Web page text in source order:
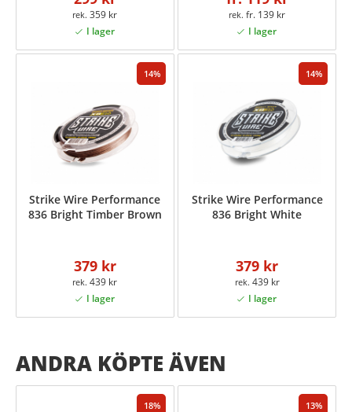
359 kr fr. 139 kr
14
Strike Wire Performance
836 Bright Timber Brown
379 kr
439 kr
14
Strike Wire Performance
836 Bright White
379 kr
439 kr
ANDRA KÖPTE ÄVEN
18 13